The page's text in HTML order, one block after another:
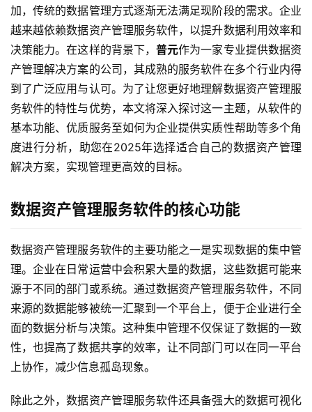
加，传统的数据管理方式逐渐无法满足现阶段的需求。企业
越来越依赖数据资产管理服务软件，以提升数据利用效率和
决策能力。在这样的背景下，普元作为一家专业提供数据资
产管理解决方案的公司，其成熟的服务软件在多个行业内得
到了广泛应用与认可。为了让您更好地理解数据资产管理服
务软件的特性与优势，本文将深入探讨这一主题，从软件的
基本功能、优质服务至如何为企业提供实质性帮助等多个角
度进行分析，助您在2025年选择适合自己的数据资产管理
解决方案，实现管理更高效的目标。
数据资产管理服务软件的核心功能
数据资产管理服务软件的主要功能之一是实现数据的集中管
理。企业在日常运营中会积累大量的数据，这些数据可能来
源于不同的部门或系统。通过数据资产管理服务软件，不同
来源的数据能够被统一汇聚到一个平台上，便于企业进行全
面的数据分析与决策。这种集中管理不仅保证了数据的一致
性，也提高了数据共享的效率，让不同部门可以在同一平台
上协作，减少信息孤岛现象。
除此之外，数据资产管理服务软件还具备强大的数据可视化